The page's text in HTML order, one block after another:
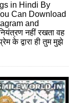
in Hindi By
Can Download
and
नहीं रखता वह
के द्वारा ही तुम मुझे